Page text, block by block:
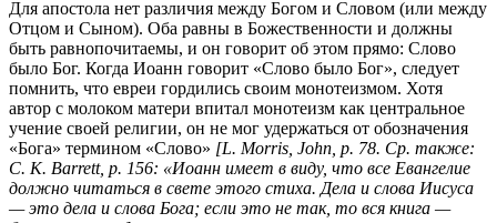
Для апостола нет различия между Богом и Словом (или между
Отцом и Сыном). Оба равны в Божественности и должны
быть равнопочитаемы, и он говорит об этом прямо: Слово
было Бог. Когда Иоанн говорит «Слово было Бог», следует
помнить, что евреи гордились своим монотеизмом. Хотя
автор с молоком матери впитал монотеизм как центральное
учение своей религии, он не мог удержаться от обозначения
«Бога» термином «Слово» [L. Morris, John, p. 78. Ср. также:
С. К. Barrett, р. 156: «Иоанн имеет в виду, что все Евангелие
должно читаться в свете этого стиха. Дела и слова Иисуса
— это дела и слова Бога; если это не так, то вся книга —